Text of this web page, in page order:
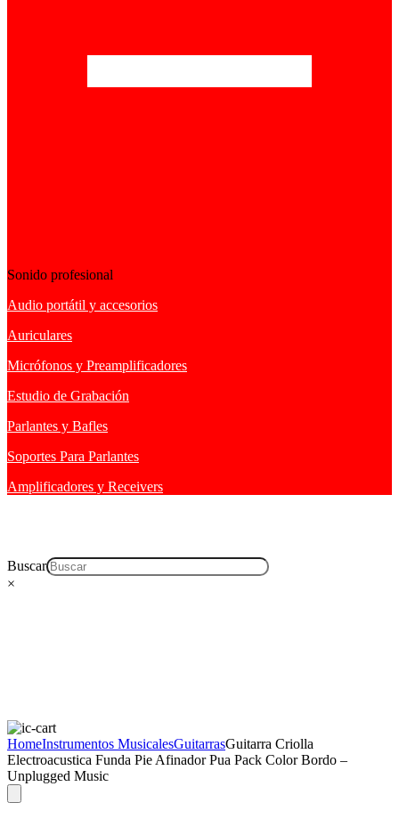
Sonido profesional
Audio portátil y accesorios
Auriculares
Micrófonos y Preamplificadores
Estudio de Grabación
Parlantes y Bafles
Soportes Para Parlantes
Amplificadores y Receivers
Buscar
×
HomeInstrumentos MusicalesGuitarrasGuitarra Criolla
Electroacustica Funda Pie Afinador Pua Pack Color Bordo –
Unplugged Music